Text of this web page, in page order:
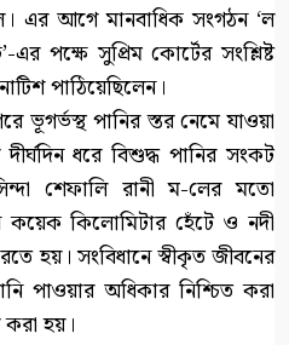
এর আগে মানবাধিক সংগঠন ‘ল
এর পক্ষে সুপ্রিম কোর্টের সংশ্লিষ্ট
পাঠিয়েছিলেন।
ভূগর্ভস্থ পানির স্তর নেমে যাওয়া
ধরে বিশুদ্ধ পানির সংকট
শেফালি রানী ম-লের মতো
কয়েক কিলোমিটার হেঁটে ও নদী
হয়। সংবিধানে স্বীকৃত জীবনের
পাওয়ার অধিকার নিশ্চিত করা
করা হয়।